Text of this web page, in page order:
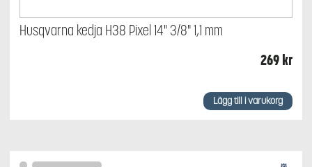
Husqvarna kedja H38 Pixel 14" 3/8" 1,1 mm
269 kr
Lägg till i varukorg